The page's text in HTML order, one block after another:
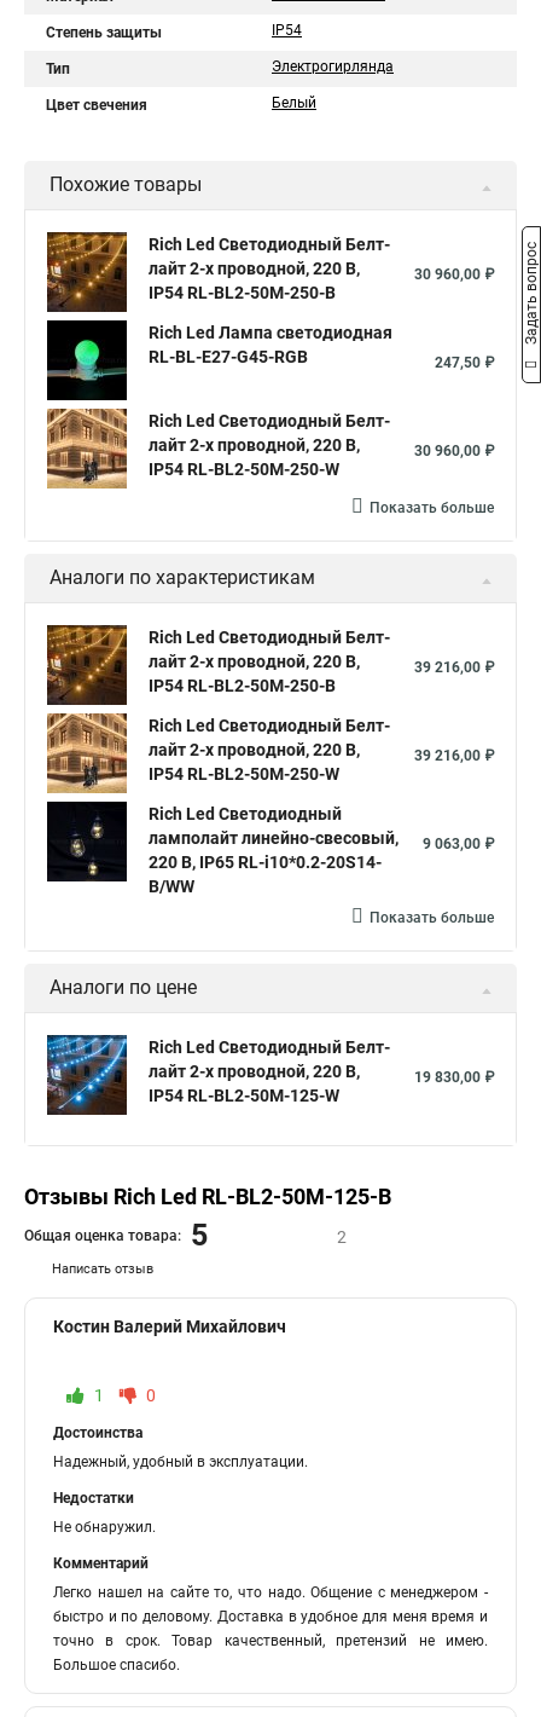
Степень защиты IP54
Тип Электрогирлянда
Цвет свечения Белый
Похожие товары
Rich Led Светодиодный Белт-
лайт 2-х проводной, 220 В,
IP54 RL-BL2-50M-250-B
30 960,00 ₽
Rich Led Лампа светодиодная
RL-BL-E27-G45-RGB
247,50 ₽
Rich Led Светодиодный Белт-
лайт 2-х проводной, 220 В,
IP54 RL-BL2-50M-250-W
30 960,00 ₽
Показать больше
Аналоги по характеристикам
Rich Led Светодиодный Белт-
лайт 2-х проводной, 220 В,
IP54 RL-BL2-50M-250-B
39 216,00 ₽
Rich Led Светодиодный Белт-
лайт 2-х проводной, 220 В,
IP54 RL-BL2-50M-250-W
39 216,00 ₽
Rich Led Светодиодный
ламполайт линейно-свесовый,
220 В, IP65 RL-i10*0.2-20S14-
B/WW
9 063,00 ₽
Показать больше
Аналоги по цене
Rich Led Светодиодный Белт-
лайт 2-х проводной, 220 В,
IP54 RL-BL2-50M-125-W
19 830,00 ₽
Отзывы Rich Led RL-BL2-50M-125-B
Написать отзыв
Общая оценка товара: 5 2
Костин Валерий Михайлович
1 0
Достоинства
Надежный, удобный в эксплуатации.
Недостатки
Не обнаружил.
Комментарий
Легко нашел на сайте то, что надо. Общение с менеджером -
быстро и по деловому. Доставка в удобное для меня время и
точно в срок. Товар качественный, претензий не имею.
Большое спасибо.
Задать вопрос